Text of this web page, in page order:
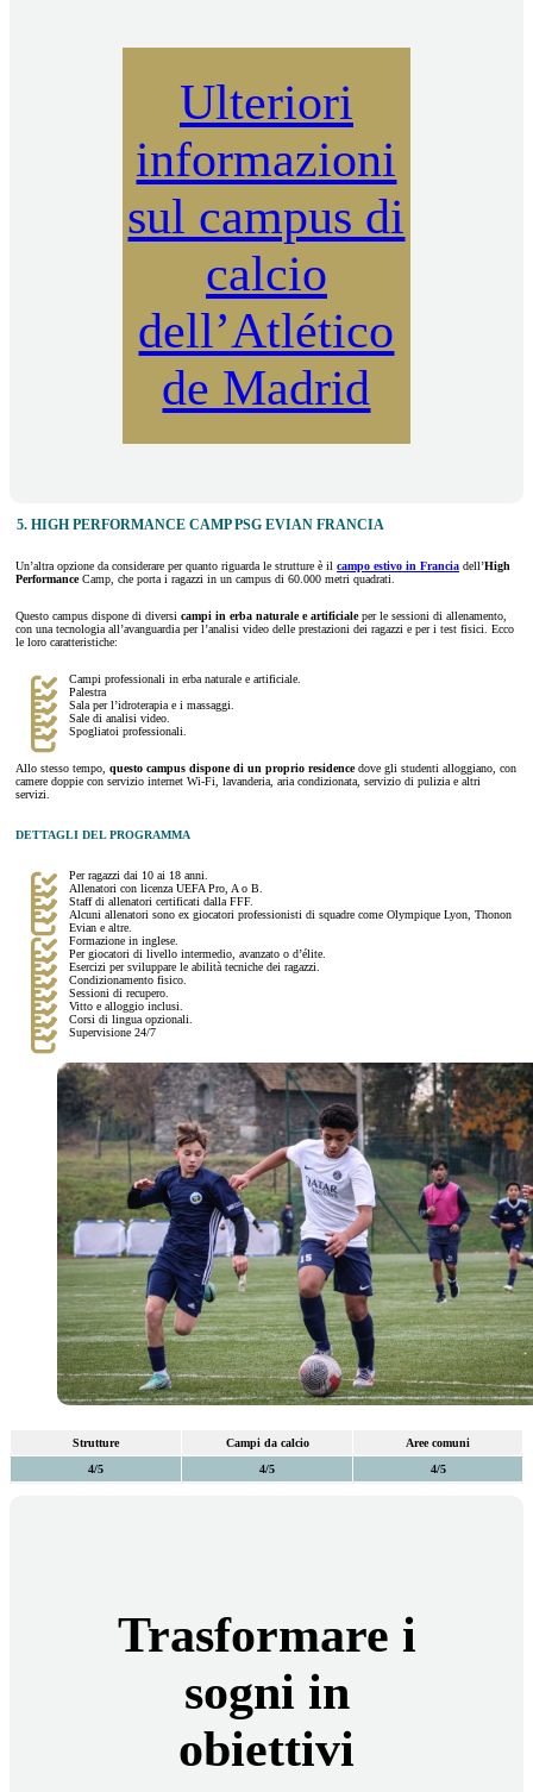
Ulteriori
informazioni
sul campus di
calcio
dell’Atlético
de Madrid
5. HIGH PERFORMANCE CAMP PSG EVIAN FRANCIA
Un’altra opzione da considerare per quanto riguarda le strutture è il campo estivo in Francia dell’High
PerformanceCamp, che porta i ragazzi in un campus di 60.000 metri quadrati.
Questo campus dispone di diversi campi in erba naturale e artificialeper le sessioni di allenamento,
con una tecnologia all’avanguardia per l’analisi video delle prestazioni dei ragazzi e per i test fisici. Ecco
le loro caratteristiche:
Campi professionali in erba naturale e artificiale.
Palestra
Sala per l’idroterapia e i massaggi.
Sale di analisi video.
Spogliatoi professionali.
Allo stesso tempo, questo campus dispone di un proprio residencedove gli studenti alloggiano, con
camere doppie con servizio internet Wi-Fi, lavanderia, aria condizionata, servizio di pulizia e altri
servizi.
DETTAGLI DEL PROGRAMMA
Per ragazzi dai 10 ai 18 anni.
Allenatori con licenza UEFA Pro, A o B.
Staff di allenatori certificati dalla FFF.
Alcuni allenatori sono ex giocatori professionisti di squadre come Olympique Lyon, Thonon
Evian e altre.
Formazione in inglese.
Per giocatori di livello intermedio, avanzato o d’élite.
Esercizi per sviluppare le abilità tecniche dei ragazzi.
Condizionamento fisico.
Sessioni di recupero.
Vitto e alloggio inclusi.
Corsi di lingua opzionali.
Supervisione 24/7
Strutture Campi da calcio
Aree comuni
4/5
4/5 4/5
Trasformare i
sogni in
obiettivi